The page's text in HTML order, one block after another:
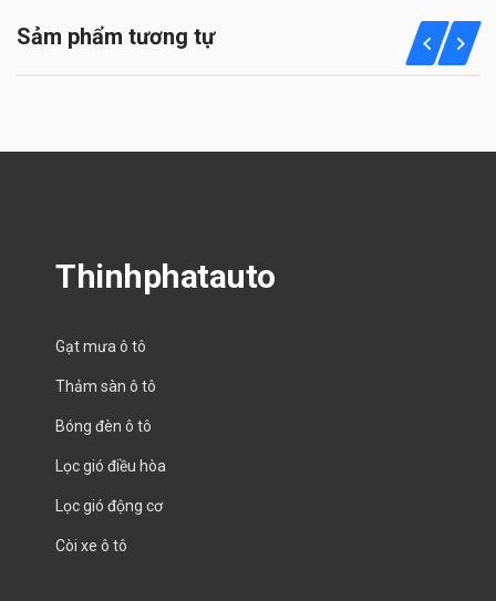
Sảm phẩm tương tự
Thinhphatauto
Gạt mưa ô tô
Thảm sàn ô tô
Bóng đèn ô tô
Lọc gió điều hòa
Lọc gió động cơ
Còi xe ô tô